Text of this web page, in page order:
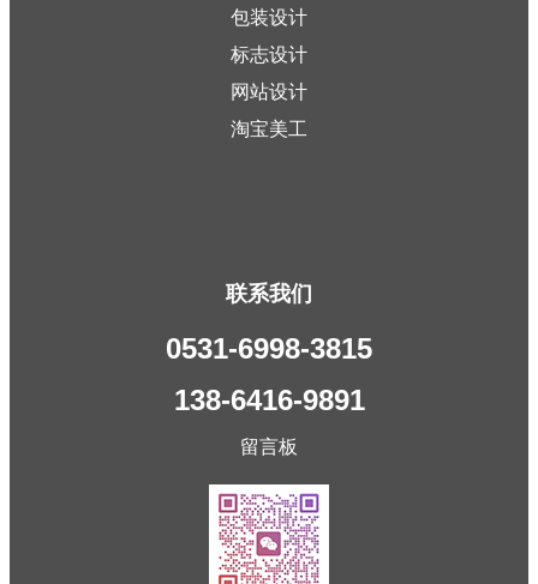
包装设计
标志设计
网站设计
淘宝美工
联系我们
0531-6998-3815
138-6416-9891
留言板